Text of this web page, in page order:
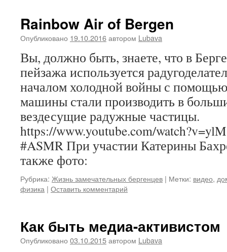
Rainbow Air of Bergen
Опубликовано 19.10.2016автором Lubava
Вы, должно быть, знаете, что в
пейзажа используется
началом холодной войны с
машины стали производить в
вездесущие радужные частицы.
https://www.youtube.com/
#ASMR При участии Катерины
также фото:
Рубрика: Жизнь замечательных бергенцев | Метки: видео,
физика | Оставить комментарий
Как быть медиа-активистом
Опубликовано 03.10.2015автором Lubava